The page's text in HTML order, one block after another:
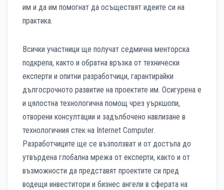
им и да им помогнат да осъществят идеите си на
практика.
Всички участници ще получат седмична менторска
подкрепа, както и обратна връзка от технически
експерти и опитни разработчици, гарантирайки
дългосрочното развитие на проектите им. Осигурена е
и цялостна технологична помощ чрез уъркшопи,
отворени консултации и задълбочено навлизане в
технологичния стек на Internet Computer.
Разработчиците ще се възползват и от достъпа до
утвърдена глобална мрежа от експерти, както и от
възможности да представят проектите си пред
водещи инвеститори и бизнес ангели в сферата на